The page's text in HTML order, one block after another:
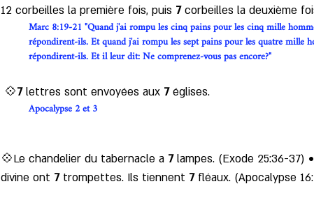
12 corbeilles la première fois, puis 7 corbeilles la deuxième
Marc 8:19-21 "Quand j'ai rompu les cinq pains pour les cinq mille
répondirent-ils. Et quand j'ai rompu les sept pains pour les quatre mille
répondirent-ils. Et il leur dit: Ne comprenez-vous pas encore?"
💠7 lettres sont envoyées aux 7 églises.
Apocalypse 2 et 3
💠Le chandelier du tabernacle a 7 lampes. (Exode 25:36-37) •
divine ont 7 trompettes. Ils tiennent 7 fléaux. (Apocalypse